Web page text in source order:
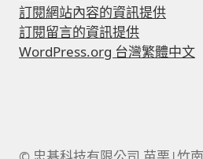
訂閱網站內容的資訊提供
訂閱留言的資訊提供
WordPress.org 台灣繁體中文